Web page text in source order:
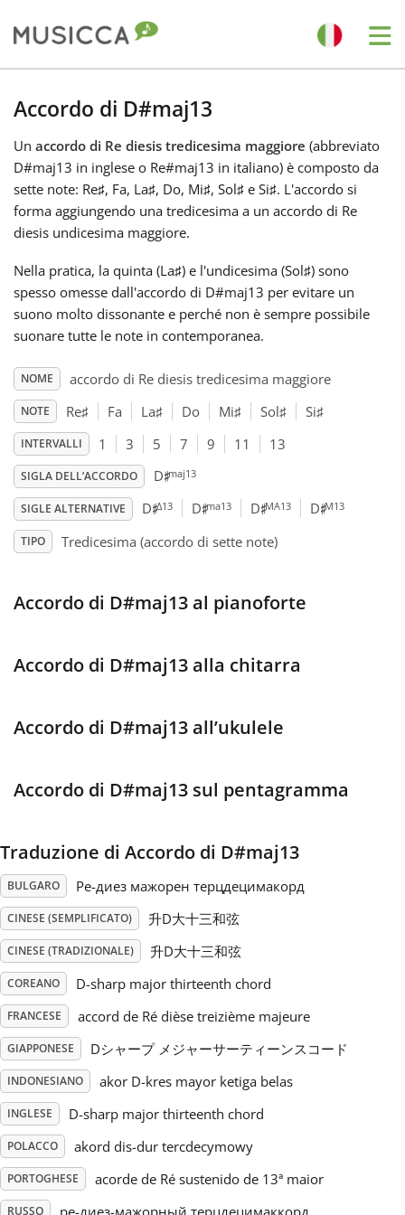
Български
Dansk
Deutsch
Español
Français
한국어
Italiano
日本語
Polski
Português
Русский
Tiếng Việt
Türkçe
Українська
繁體中文
Accordo di D#maj13
Un accordo di Re diesis tredicesima maggiore (abbreviato
D#maj13 in inglese o Re#maj13 in italiano) è composto da
sette note: Re♯, Fa, La♯, Do, Mi♯, Sol♯ e Si♯. L'accordo si
forma aggiungendo una tredicesima a un accordo di Re
diesis undicesima maggiore.
Nella pratica, la quinta (La♯) e l'undicesima (Sol♯) sono
spesso omesse dall'accordo di D#maj13 per evitare un
suono molto dissonante e perché non è sempre possibile
suonare tutte le note in contemporanea.
NOME accordo di Re diesis tredicesima maggiore
NOTE Re♯ Fa La♯ Do Mi♯ Sol♯ Si♯
INTERVALLI 1 3 5 7 9 11 13
SIGLA DELL’ACCORDO D♯maj13
SIGLE ALTERNATIVE D♯Δ13 D♯ma13 D♯MA13 D♯M13
TIPO Tredicesima (accordo di sette note)
Accordo di D#maj13 al pianoforte
Accordo di D#maj13 alla chitarra
Accordo di D#maj13 all’ukulele
Accordo di D#maj13 sul pentagramma
Traduzione di Accordo di D#maj13
BULGARO Ре-диез мажорен терцдецимакорд
CINESE (SEMPLIFICATO) 升D大十三和弦
CINESE (TRADIZIONALE) 升D大十三和弦
COREANO D-sharp major thirteenth chord
FRANCESE accord de Ré dièse treizième majeure
GIAPPONESE Dシャープ メジャーサーティーンスコード
INDONESIANO akor D-kres mayor ketiga belas
INGLESE D-sharp major thirteenth chord
POLACCO akord dis-dur tercdecymowy
PORTOGHESE acorde de Ré sustenido de 13ª maior
RUSSO